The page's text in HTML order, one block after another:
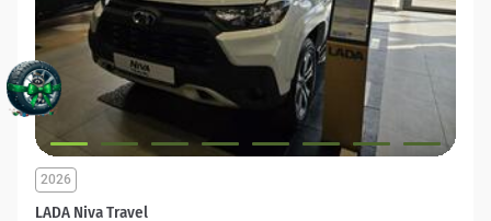
LADA Niva Travel
2026